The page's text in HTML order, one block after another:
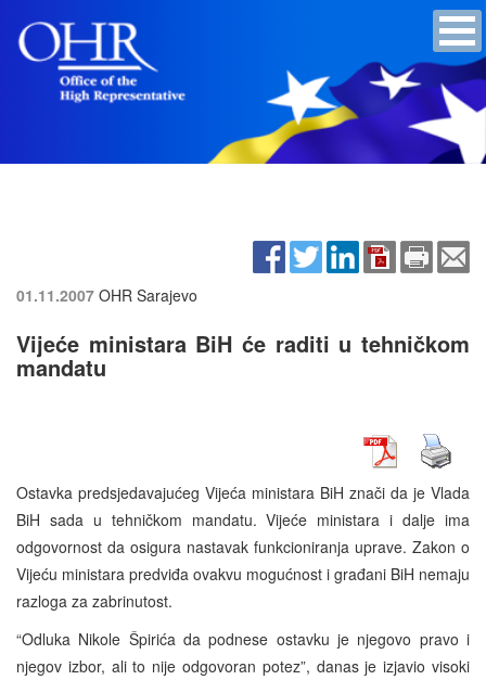
01.11.2007 OHR Sarajevo
Vijeće ministara BiH će raditi u tehničkom
mandatu
Ostavka predsjedavajućeg Vijeća ministara BiH znači da je Vlada
BiH sada u tehničkom mandatu. Vijeće ministara i dalje ima
odgovornost da osigura nastavak funkcioniranja uprave. Zakon o
Vijeću ministara predviđa ovakvu mogućnost i građani BiH nemaju
razloga za zabrinutost.
“Odluka Nikole Špirića da podnese ostavku je njegovo pravo i
njegov izbor, ali to nije odgovoran potez”, danas je izjavio visoki